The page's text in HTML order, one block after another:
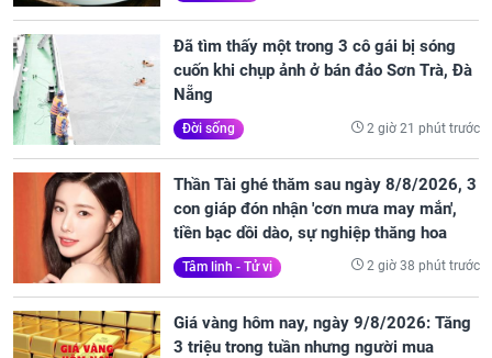
Đã tìm thấy một trong 3 cô gái bị sóng
cuốn khi chụp ảnh ở bán đảo Sơn Trà, Đà
Nẵng
Đời sống 2 giờ 21 phút trước
Thần Tài ghé thăm sau ngày 8/8/2026, 3
con giáp đón nhận 'cơn mưa may mắn',
tiền bạc dồi dào, sự nghiệp thăng hoa
Tâm linh - Tử vi 2 giờ 38 phút trước
Giá vàng hôm nay, ngày 9/8/2026: Tăng
3 triệu trong tuần nhưng người mua